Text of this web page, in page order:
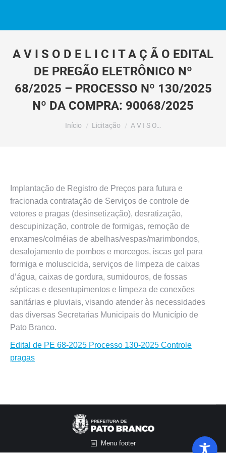
A V I S O D E L I C I T A Ç Ã O EDITAL
DE PREGÃO ELETRÔNICO Nº
68/2025 – PROCESSO Nº 130/2025
Nº DA COMPRA: 90068/2025
Você está aqui:
Início Licitação A V I S O…
Implantação de Registro de Preços para futura e
fracionada contratação de Serviços de controle de
vetores e pragas (desinsetização), desratização,
descupinização, controle de formigas, remoção de
enxames/colméias de abelhas/vespas/marimbondos,
desalojamento de pombos e morcegos, iscas gel para
formiga e moluscicida, serviços de limpeza de caixas
d’água, caixas de gordura, sumidouros, de fossas
sépticas e desentupimentos e limpeza de conexões
sanitárias e pluviais, visando atender às necessidades
das diversas Secretarias Municipais do Município de
Pato Branco.
Edital de PE 68-2025 Processo 130-2025 Controle
pragas
Menu footer